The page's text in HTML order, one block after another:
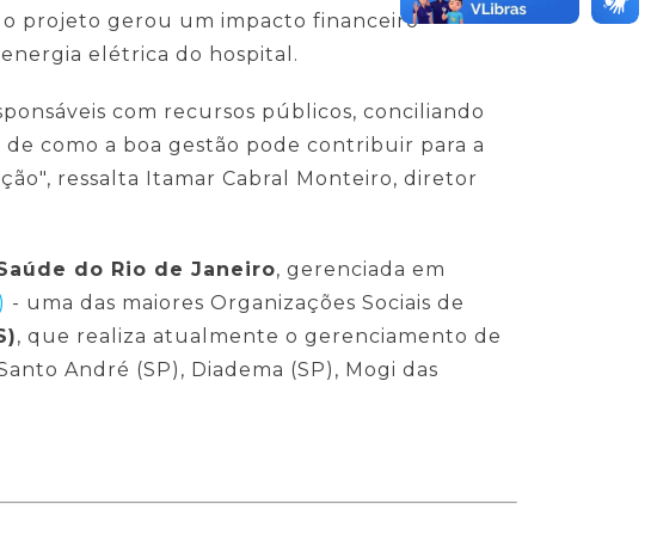
projeto gerou um impacto financeiro
elétrica do hospital.
com recursos públicos, conciliando
como a boa gestão pode contribuir para a
ressalta Itamar Cabral Monteiro, diretor
do Rio de Janeiro, gerenciada em
- uma das maiores Organizações Sociais de
, que realiza atualmente o gerenciamento de
André (SP), Diadema (SP), Mogi das